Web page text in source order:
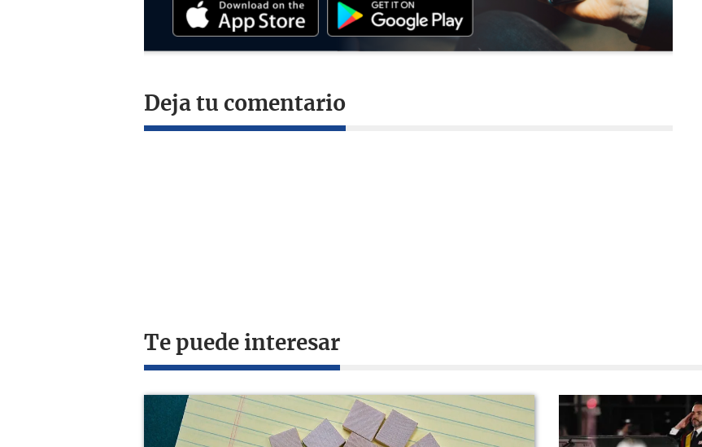
Deja tu comentario
Te puede interesar